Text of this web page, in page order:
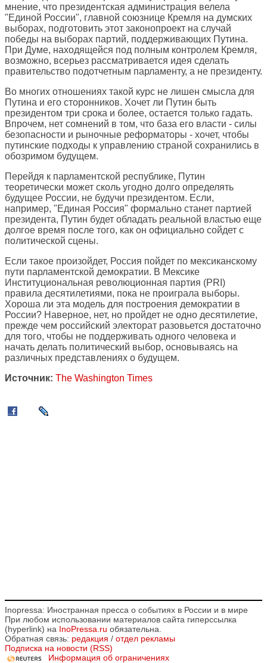
мнение, что президентская администрация велела
"Единой России", главной союзнице Кремля на думских
выборах, подготовить этот законопроект на случай
победы на выборах партий, поддерживающих Путина.
При Думе, находящейся под полным контролем Кремля,
возможно, всерьез рассматривается идея сделать
правительство подотчетным парламенту, а не президенту.
Во многих отношениях такой курс не лишен смысла для
Путина и его сторонников. Хочет ли Путин быть
президентом три срока и более, остается только гадать.
Впрочем, нет сомнений в том, что база его власти - силы
безопасности и рыночные реформаторы - хочет, чтобы
путинские подходы к управлению страной сохранились в
обозримом будущем.
Перейдя к парламентской республике, Путин
теоретически может сколь угодно долго определять
будущее России, не будучи президентом. Если,
например, "Единая Россия" формально станет партией
президента, Путин будет обладать реальной властью еще
долгое время после того, как он официально сойдет с
политической сцены.
Если такое произойдет, Россия пойдет по мексиканскому
пути парламентской демократии. В Мексике
Институциональная революционная партия (PRI)
правила десятилетиями, пока не проиграла выборы.
Хороша ли эта модель для построения демократии в
России? Наверное, нет, но пройдет не одно десятилетие,
прежде чем российский электорат разовьется достаточно
для того, чтобы не поддерживать одного человека и
начать делать политический выбор, основываясь на
различных представлениях о будущем.
Источник: The Washington Times
Inopressa: Иностранная пресса о событиях в России и в мире
При любом использовании материалов сайта гиперссылка
(hyperlink) на InoPressa.ru обязательна.
Обратная связь: редакция / отдел рекламы
Подписка на новости (RSS)
Информация об ограничениях